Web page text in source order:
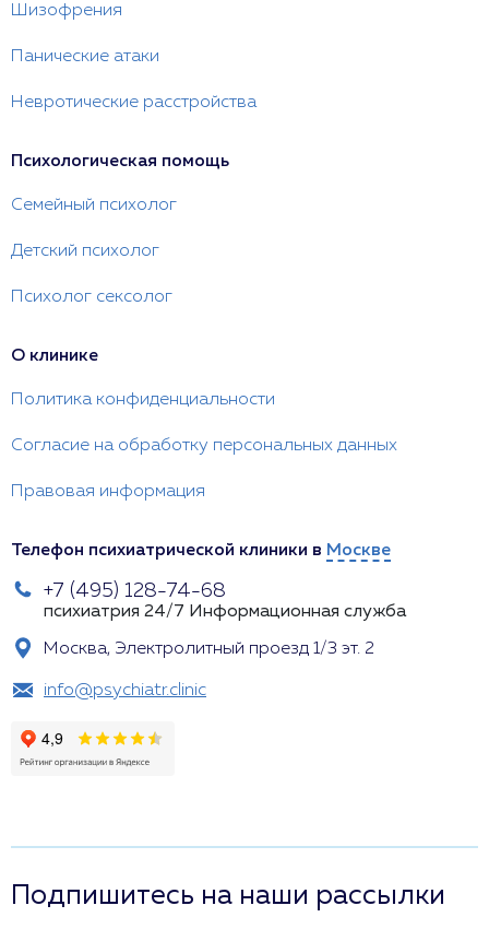
Шизофрения
Панические атаки
Невротические расстройства
Психологическая помощь
Семейный психолог
Детский психолог
Психолог сексолог
О клинике
Политика конфиденциальности
Согласие на обработку персональных данных
Правовая информация
Телефон психиатрической клиники в Москве
+7 (495) 128-74-68
психиатрия 24/7 Информационная служба
Москва, Электролитный проезд 1/3 эт. 2
info@psychiatr.clinic
Подпишитесь на наши рассылки